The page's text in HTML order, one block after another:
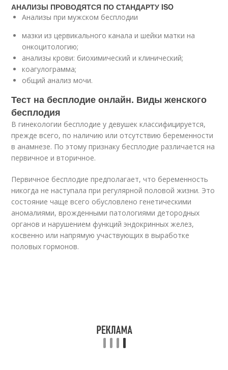
АНАЛИЗЫ ПРОВОДЯТСЯ ПО СТАНДАРТУ ISO
Анализы при мужском бесплодии
мазки из цервикального канала и шейки матки на
онкоцитологию;
анализы крови: биохимический и клинический;
коагулограмма;
общий анализ мочи.
Тест на бесплодие онлайн. Виды женского
бесплодия
В гинекологии бесплодие у девушек классифицируется,
прежде всего, по наличию или отсутствию беременности
в анамнезе. По этому признаку бесплодие различается на
первичное и вторичное.
Первичное бесплодие предполагает, что беременность
никогда не наступала при регулярной половой жизни. Это
состояние чаще всего обусловлено генетическими
аномалиями, врожденными патологиями детородных
органов и нарушением функций эндокринных желез,
косвенно или напрямую участвующих в выработке
половых гормонов.